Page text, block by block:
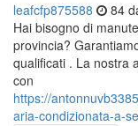
leafcfp875588 84
Hai bisogno di
provincia?
qualificati . La nostra
con
https://
aria-condizionata-a-